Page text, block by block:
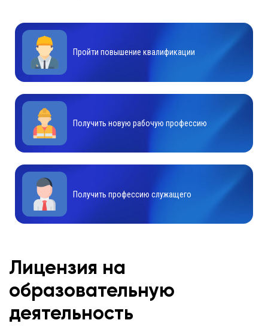
Пройти повышение квалификации
Получить новую рабочую профессию
Получить профессию служащего
Лицензия на
образовательную
деятельность